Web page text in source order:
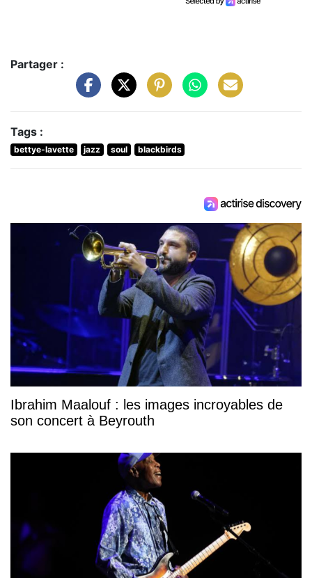
Partager :
Tags :
bettye-lavette jazz soul blackbirds
Ibrahim Maalouf : les images incroyables de
son concert à Beyrouth